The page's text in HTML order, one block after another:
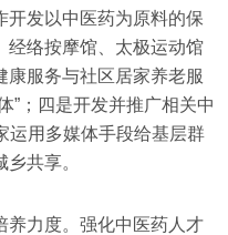
开发以中医药为原料的保
经络按摩馆、太极运动馆
康服务与社区居家养老服
”；四是开发并推广相关中
运用多媒体手段给基层群
共享。
养力度。强化中医药人才